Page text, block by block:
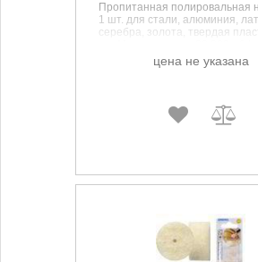
Пропитанная полировальная
1 шт. для стали, алюминия,
серебра, золота, твердая
Диаметр хвостовика 3.2.
диаметр 13.2 мм.
цена не указана